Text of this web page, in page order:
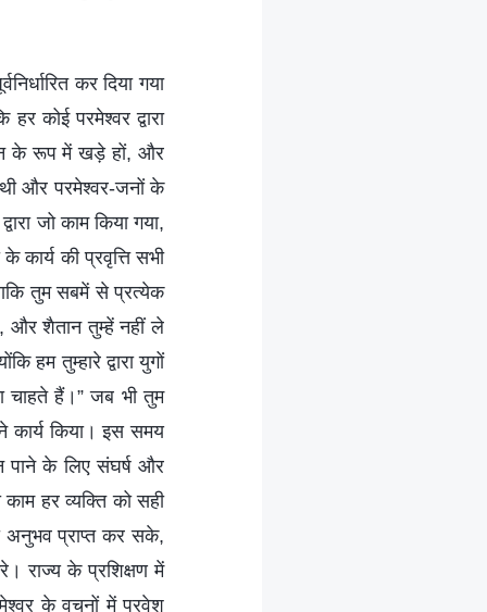
कर दिया गया
कोई परमेश्वर द्वारा
जन के रूप में खड़े हों, और
और परमेश्वर-जनों के
जो काम किया गया,
कार्य की प्रवृत्ति सभी
तुम सबमें से प्रत्येक
और शैतान तुम्हें नहीं ले
हम तुम्हारे द्वारा युगों
चाहते हैं।” जब भी तुम
कार्य किया। इस समय
पाने के लिए संघर्ष और
हर व्यक्ति को सही
अनुभव प्राप्त कर सके,
राज्य के प्रशिक्षण में
के वचनों में प्रवेश